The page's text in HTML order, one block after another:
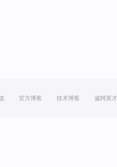
官方博客 技术博客 诚聘英才